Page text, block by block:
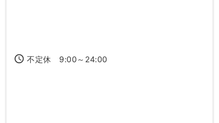
access_time 不定休 9:00～24:00